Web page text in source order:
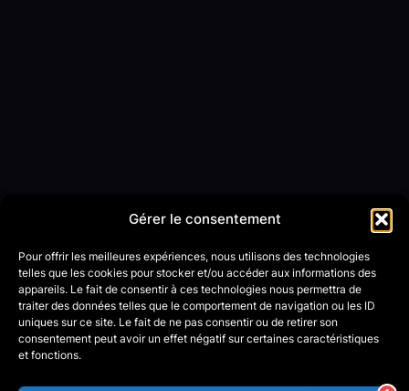
Gérer le consentement
Pour offrir les meilleures expériences, nous utilisons des technologies
telles que les cookies pour stocker et/ou accéder aux informations des
appareils. Le fait de consentir à ces technologies nous permettra de
traiter des données telles que le comportement de navigation ou les ID
uniques sur ce site. Le fait de ne pas consentir ou de retirer son
consentement peut avoir un effet négatif sur certaines caractéristiques
et fonctions.